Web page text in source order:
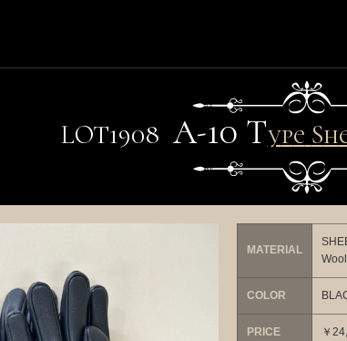
LOT1908 A-10Type S hee
MATERIAL
COLOR
PRICE ￥